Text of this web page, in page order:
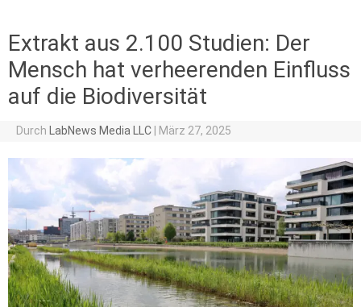
Extrakt aus 2.100 Studien: Der
Mensch hat verheerenden Einfluss
auf die Biodiversität
Durch LabNews Media LLC März 27, 2025